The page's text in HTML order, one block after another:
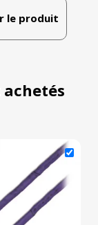
le produit